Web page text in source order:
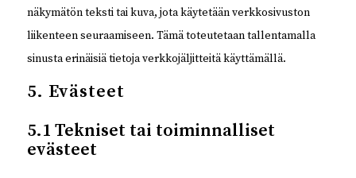
näkymätön teksti tai kuva, jota käytetään verkkosivuston
liikenteen seuraamiseen. Tämä toteutetaan tallentamalla
sinusta erinäisiä tietoja verkkojäljitteitä käyttämällä.
5. Evästeet
5.1 Tekniset tai toiminnalliset
evästeet